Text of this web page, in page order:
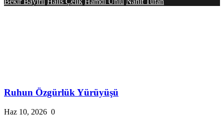
Ruhun Özgürlük Yürüyüşü
Haz 10, 2026 0